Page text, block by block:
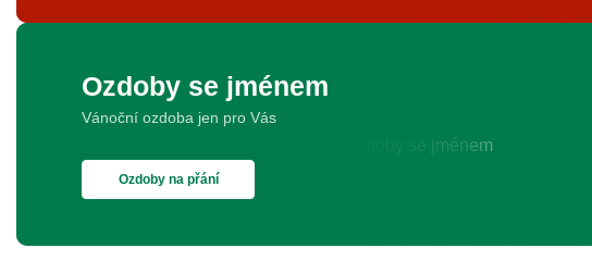
Ozdoby se jménem
Vánoční ozdoba jen pro Vás
Ozdoby na přání